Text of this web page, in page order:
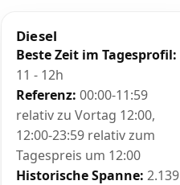
Diesel
Beste Zeit im Tagesprofil:
11 - 12h
Referenz: 00:00-11:59
relativ zu Vortag 12:00,
12:00-23:59 relativ zum
Tagespreis um 12:00
Historische Spanne: 2.139